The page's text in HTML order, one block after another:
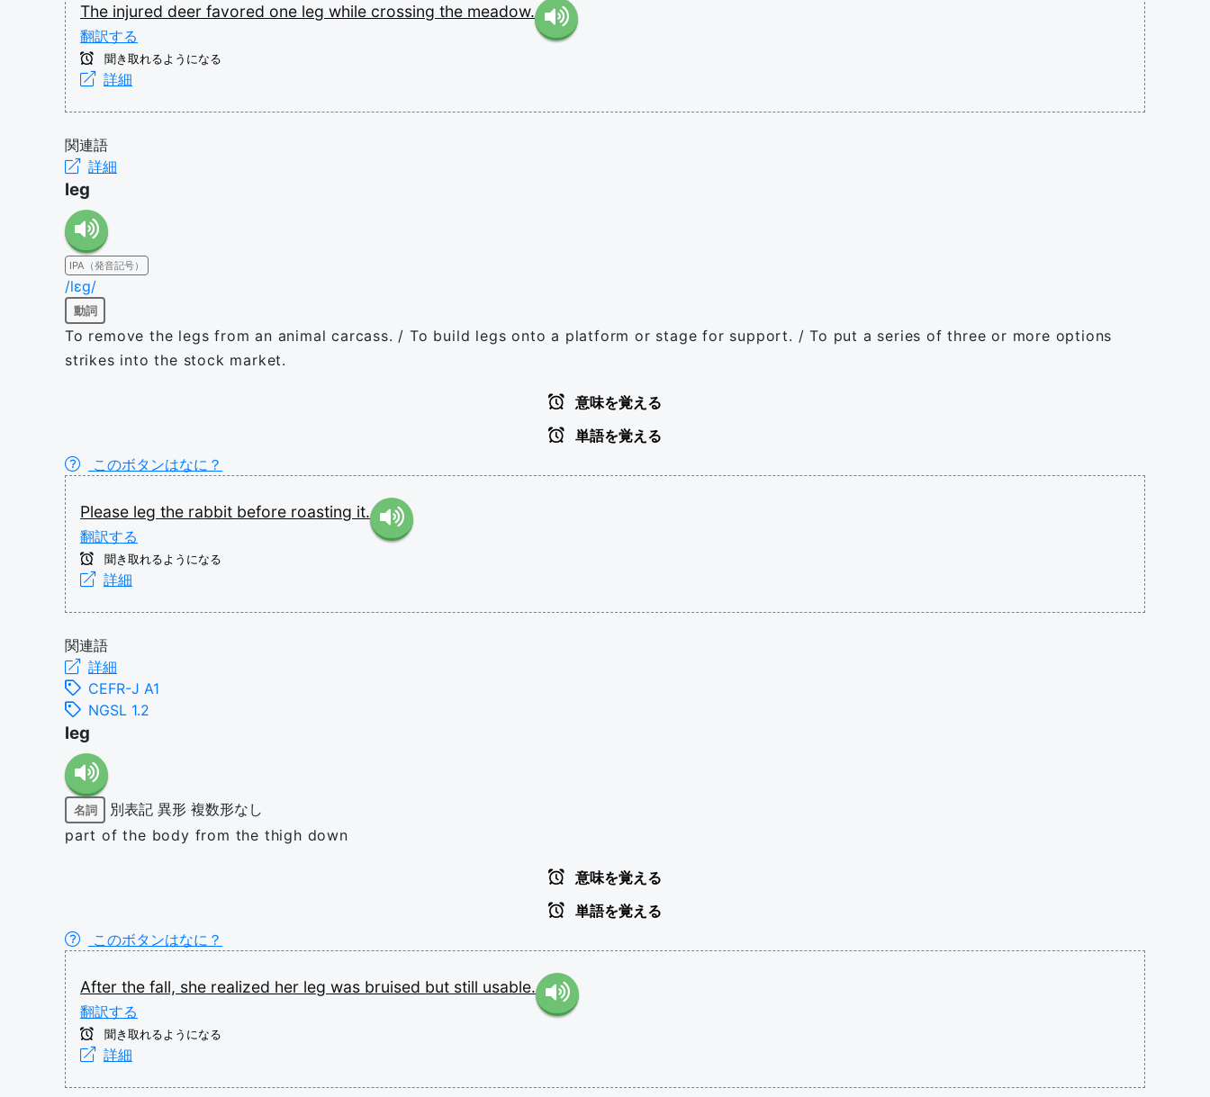
The injured deer favored one leg while crossing the meadow.
翻訳する
聞き取れるようになる
詳細
関連語
詳細
leg
IPA（発音記号）
/lɛɡ/
動詞
To remove the legs from an animal carcass. / To build legs onto a platform or stage for support. / To put a series of three or more options
strikes into the stock market.
意味を覚える
単語を覚える
このボタンはなに？
Please leg the rabbit before roasting it.
翻訳する
聞き取れるようになる
詳細
関連語
詳細
CEFR-J A1
NGSL 1.2
leg
名詞 別表記 異形 複数形なし
part of the body from the thigh down
意味を覚える
単語を覚える
このボタンはなに？
After the fall, she realized her leg was bruised but still usable.
翻訳する
聞き取れるようになる
詳細